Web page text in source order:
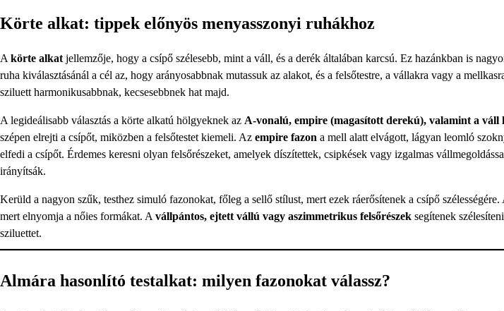
Körte alkat: tippek előnyös menyasszonyi ruhákhoz
A körte alkat jellemzője, hogy a csípő szélesebb, mint a váll, és a derék általában karcsú. Ez hazánkban is
ruha kiválasztásánál a cél az, hogy arányosabbnak mutassuk az alakot, és a felsőtestre, a vállakra vagy a
sziluett harmonikusabbnak, kecsesebbnek hat majd.
A legideálisabb választás a körte alkatú hölgyeknek az A-vonalú, empire (magasított derekú), valamint a váll
szépen elrejti a csípőt, miközben a felsőtestet kiemeli. Az empire fazon a mell alatt elvágott, lágyan leomló
elfedi a csípőt. Érdemes keresni olyan felsőrészeket, amelyek díszítettek, csipkések vagy izgalmas
irányítsák.
Kerüld a nagyon szűk, testhez simuló fazonokat, főleg a sellő stílust, mert ezek ráerősítenek a csípő szélességére.
mert elnyomja a nőies formákat. A vállpántos, ejtett vállú vagy aszimmetrikus felsőrészek segítenek
sziluettet.
Almára hasonlító testalkat: milyen fazonokat válassz?